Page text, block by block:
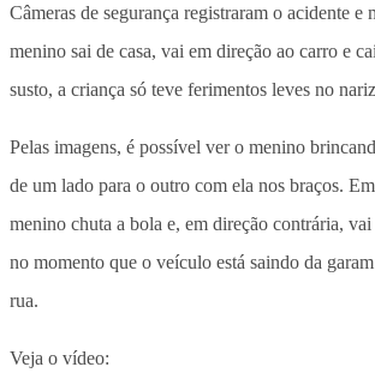
Câmeras de segurança registraram o acidente e
menino sai de casa, vai em direção ao carro e
susto, a criança só teve ferimentos leves no
Pelas imagens, é possível ver o menino
de um lado para o outro com ela nos braços.
menino chuta a bola e, em direção contrária,
no momento que o veículo está saindo da
rua.
Veja o vídeo: